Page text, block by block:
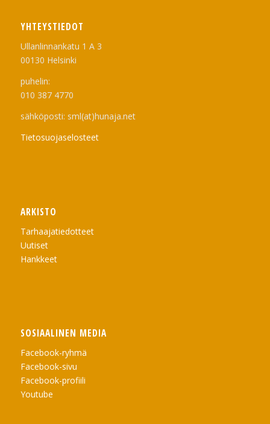
YHTEYSTIEDOT
Ullanlinnankatu 1 A 3
00130 Helsinki
puhelin:
010 387 4770
sähköposti: sml(at)hunaja.net
Tietosuojaselosteet
ARKISTO
Tarhaajatiedotteet
Uutiset
Hankkeet
SOSIAALINEN MEDIA
Facebook-ryhmä
Facebook-sivu
Facebook-profiili
Youtube